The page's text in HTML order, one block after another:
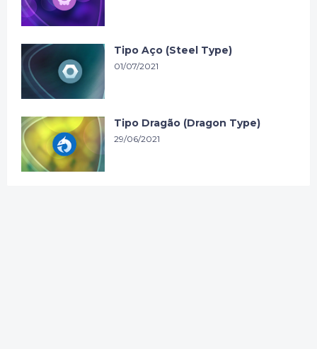
Tipo Aço (Steel Type)
01/07/2021
Tipo Dragão (Dragon Type)
29/06/2021